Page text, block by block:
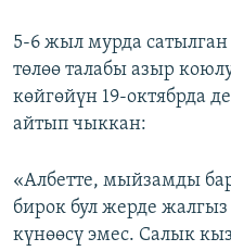
5-6 жыл мурда
төлөө талабы азыр
көйгөйүн 19-октябрда
айтып чыккан:
«Албетте, мыйзамды
бирок бул жерде
күнөөсү эмес. Салык